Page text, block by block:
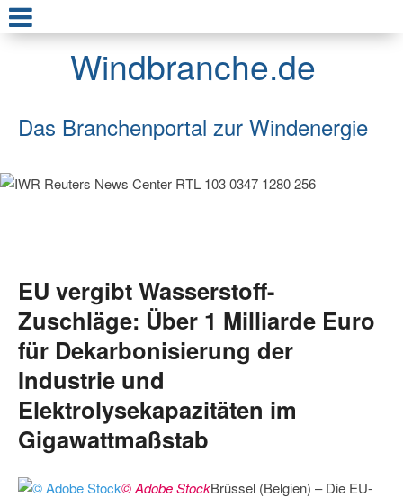
Windbranche.de
Das Branchenportal zur Windenergie
EU vergibt Wasserstoff-
Zuschläge: Über 1 Milliarde Euro
für Dekarbonisierung der
Industrie und
Elektrolysekapazitäten im
Gigawattmaßstab
© Adobe StockBrüssel (Belgien) – Die EU-